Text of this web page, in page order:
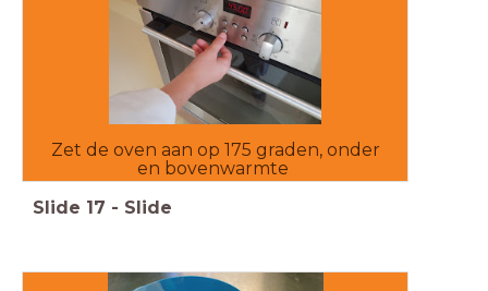
Zet de oven aan op 175 graden, onder
en bovenwarmte
Slide 17 - Slide